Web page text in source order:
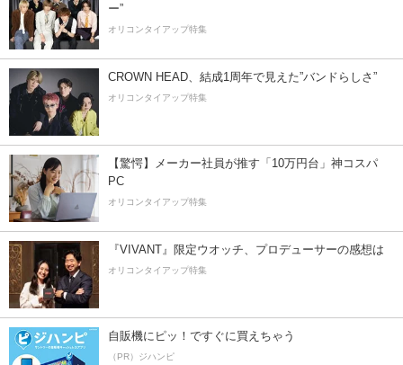
ー”
オリコンタイアップ特集
CROWN HEAD、結成1周年で見えた”バンドらしさ”
オリコンタイアップ特集
【驚愕】メーカー社員が推す「10万円台」神コスパ
PC
オリコンタイアップ特集
『VIVANT』限定ウオッチ、プロデューサーの感想は
オリコンタイアップ特集
自販機にピッ！ですぐに買えちゃう
（PR）ジハンピ